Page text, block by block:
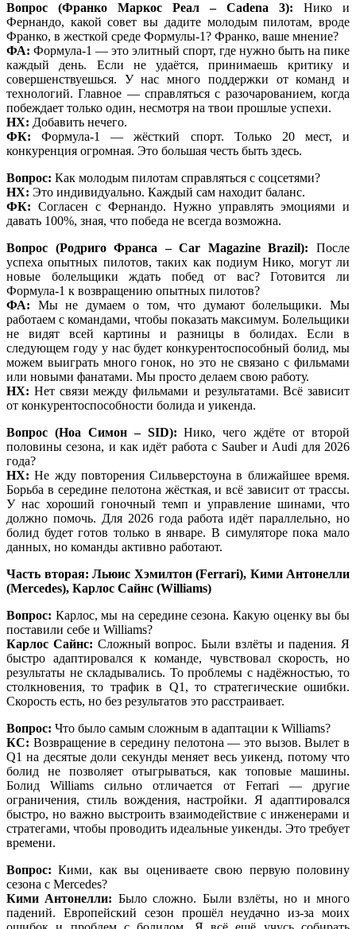
Вопрос (Франко Маркос Реал – Cadena 3): Нико и
Фернандо, какой совет вы дадите молодым пилотам, вроде
Франко, в жесткой среде Формулы-1? Франко, ваше мнение?
ФА: Формула-1 — это элитный спорт, где нужно быть на пике
каждый день. Если не удаётся, принимаешь критику и
совершенствуешься. У нас много поддержки от команд и
технологий. Главное — справляться с разочарованием, когда
побеждает только один, несмотря на твои прошлые успехи.
НХ: Добавить нечего.
ФК: Формула-1 — жёсткий спорт. Только 20 мест, и
конкуренция огромная. Это большая честь быть здесь.
Вопрос: Как молодым пилотам справляться с соцсетями?
НХ: Это индивидуально. Каждый сам находит баланс.
ФК: Согласен с Фернандо. Нужно управлять эмоциями и
давать 100%, зная, что победа не всегда возможна.
Вопрос (Родриго Франса – Car Magazine Brazil): После
успеха опытных пилотов, таких как подиум Нико, могут ли
новые болельщики ждать побед от вас? Готовится ли
Формула-1 к возвращению опытных пилотов?
ФА: Мы не думаем о том, что думают болельщики. Мы
работаем с командами, чтобы показать максимум. Болельщики
не видят всей картины и разницы в болидах. Если в
следующем году у нас будет конкурентоспособный болид, мы
можем выиграть много гонок, но это не связано с фильмами
или новыми фанатами. Мы просто делаем свою работу.
НХ: Нет связи между фильмами и результатами. Всё зависит
от конкурентоспособности болида и уикенда.
Вопрос (Ноа Симон – SID): Нико, чего ждёте от второй
половины сезона, и как идёт работа с Sauber и Audi для 2026
года?
НХ: Не жду повторения Сильверстоуна в ближайшее время.
Борьба в середине пелотона жёсткая, и всё зависит от трассы.
У нас хороший гоночный темп и управление шинами, что
должно помочь. Для 2026 года работа идёт параллельно, но
болид будет готов только в январе. В симуляторе пока мало
данных, но команды активно работают.
Часть вторая: Льюис Хэмилтон (Ferrari), Кими Антонелли
(Mercedes), Карлос Сайнс (Williams)
Вопрос: Карлос, мы на середине сезона. Какую оценку вы бы
поставили себе и Williams?
Карлос Сайнс: Сложный вопрос. Были взлёты и падения. Я
быстро адаптировался к команде, чувствовал скорость, но
результаты не складывались. То проблемы с надёжностью, то
столкновения, то трафик в Q1, то стратегические ошибки.
Скорость есть, но без результатов это расстраивает.
Вопрос: Что было самым сложным в адаптации к Williams?
КС: Возвращение в середину пелотона — это вызов. Вылет в
Q1 на десятые доли секунды меняет весь уикенд, потому что
болид не позволяет отыгрываться, как топовые машины.
Болид Williams сильно отличается от Ferrari — другие
ограничения, стиль вождения, настройки. Я адаптировался
быстро, но важно выстроить взаимодействие с инженерами и
стратегами, чтобы проводить идеальные уикенды. Это требует
времени.
Вопрос: Кими, как вы оцениваете свою первую половину
сезона с Mercedes?
Кими Антонелли: Было сложно. Были взлёты, но и много
падений. Европейский сезон прошёл неудачно из-за моих